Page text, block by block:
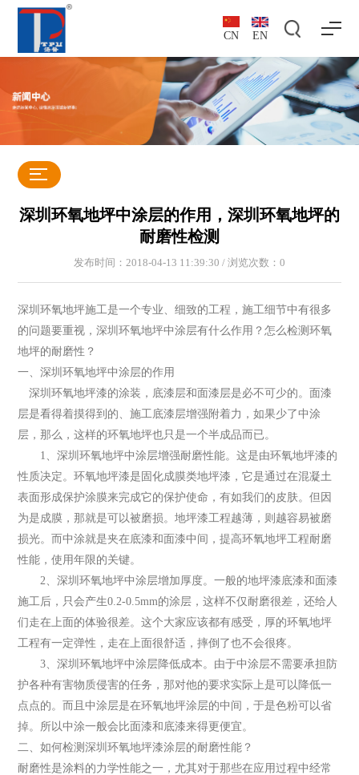
CN EN
深圳环氧地坪中涂层的作用，深圳环氧地坪的
耐磨性检测
发布时间：2018-04-13 11:39:30 / 浏览次数： 0
深圳环氧地坪施工是一个专业、细致的工程，施工细节中有很多
的问题要重视，深圳环氧地坪中涂层有什么作用？怎么检测环氧
地坪的耐磨性？
一、深圳环氧地坪中涂层的作用
深圳环氧地坪漆的涂装，底漆层和面漆层是必不可少的。面漆
层是看得着摸得到的、施工底漆层增强附着力，如果少了中涂
层，那么，这样的环氧地坪也只是一个半成品而已。
1、深圳环氧地坪中涂层增强耐磨性能。这是由环氧地坪漆的
性质决定。环氧地坪漆是固化成膜类地坪漆，它是通过在混凝土
表面形成保护涂膜来完成它的保护使命，有如我们的皮肤。但因
为是成膜，那就是可以被磨损。地坪漆工程越薄，则越容易被磨
损光。而中涂就是夹在底漆和面漆中间，提高环氧地坪工程耐磨
性能，使用年限的关键。
2、深圳环氧地坪中涂层增加厚度。一般的地坪漆底漆和面漆
施工后，只会产生0.2-0.5mm的涂层，这样不仅耐磨很差，还给人
们走在上面的体验很差。这个大家应该都有感受，厚的环氧地坪
工程有一定弹性，走在上面很舒适，摔倒了也不会很疼。
3、深圳环氧地坪中涂层降低成本。由于中涂层不需要承担防
护各种有害物质侵害的任务，那对他的要求实际上是可以降低一
点点的。而且中涂层是在环氧地坪涂层的中间，于是色粉可以省
掉。所以中涂一般会比面漆和底漆来得更便宜。
二、如何检测深圳环氧地坪漆涂层的耐磨性能？
耐磨性是涂料的力学性能之一，尤其对于那些在应用过程中经常